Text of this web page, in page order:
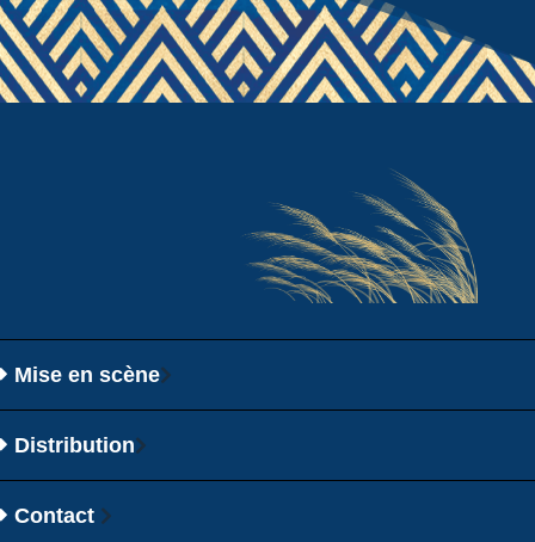
Mise en scène
Distribution
Contact